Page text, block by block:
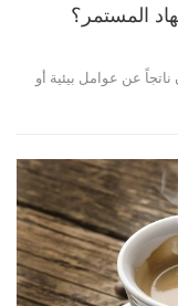
المستمر؟
ناتجاً عن عوامل بيئية أو